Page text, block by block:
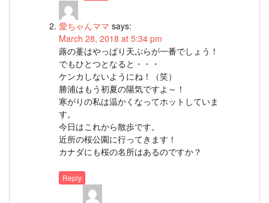
愛ちゃんママ says:
March 28, 2018 at 5:34 pm
蕗の薹はやっぱり天ぷらが一番でしょう！
でもひとつとなると・・・
ケンカしないようにね！（笑）
勝浦はもう初夏の陽気ですよ～！
寒がりの私は温かくなってホットしていま
す。
今日はこれから散歩です。
近所の桜公園に行ってきます！
カナダにも桜の名所はあるのですか？
Reply